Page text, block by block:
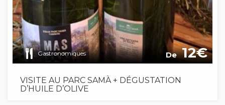
Gastronomiques De 12
VISITE AU PARC SAMÀ + DÉGUSTATION
D’HUILE D’OLIVE